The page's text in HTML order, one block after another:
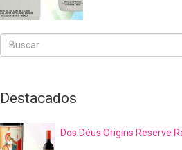
Buscar
Buscar
Destacados
Dos Déus Origins Reserve